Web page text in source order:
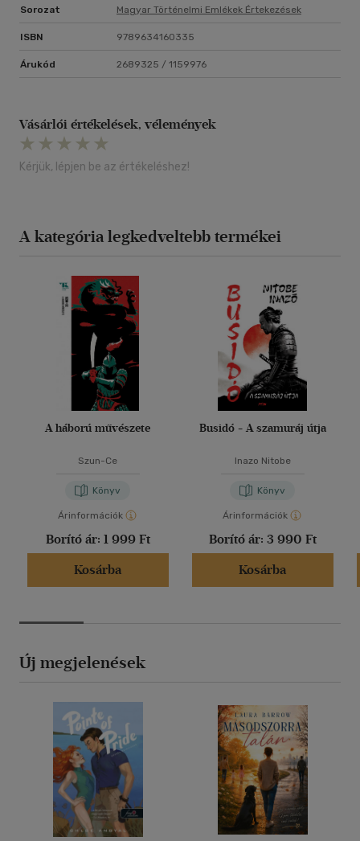
Sorozat Magyar Történelmi Emlékek Értekezések
ISBN 9789634160335
Árukód 2689325 / 1159976
Vásárlói értékelések, vélemények
Kérjük, lépjen be az értékeléshez!
A kategória legkedveltebb termékei
A háború művészete
Szun-Ce
Könyv
Árinformációk
Borító ár: 1 999 Ft
Kosárba
Busidó - A szamuráj útja
Inazo Nitobe
Könyv
Árinformációk
Borító ár: 3 990 Ft
Kosárba
Új megjelenések